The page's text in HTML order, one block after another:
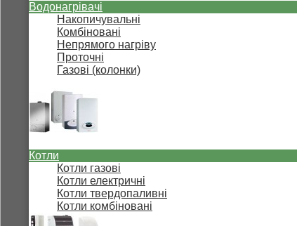
Водонагрівачі
Накопичувальні
Комбіновані
Непрямого нагріву
Проточні
Газові (колонки)
Котли
Котли газові
Котли електричні
Котли твердопаливні
Котли комбіновані